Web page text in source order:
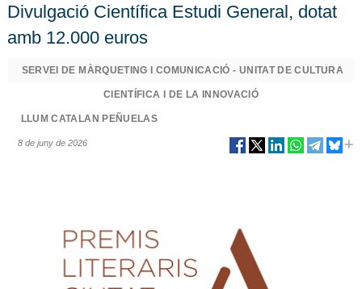
Divulgació Científica Estudi General, dotat
amb 12.000 euros
SERVEI DE MÀRQUETING I COMUNICACIÓ - UNITAT DE CULTURA
CIENTÍFICA I DE LA INNOVACIÓ
LLUM CATALAN PEÑUELAS
8 de juny de 2026